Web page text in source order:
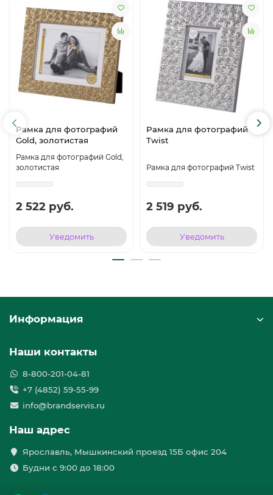
Рамка для фотографий
Gold, золотистая
Рамка для фотографий Gold,
золотистая
2 522 руб.
Уведомить
Рамка для фотографий
Twist
Рамка для фотографий Twist
2 519 руб.
Уведомить
Информация
Наши контакты
8-800-201-04-81
+7 (4852) 59-55-99
info@brandservis.ru
Наш адрес
Ярославль, Мышкинский проезд 15Б офис 204
Будни с 9:00 до 18:00